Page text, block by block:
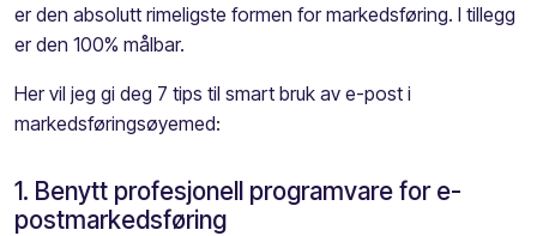
er den absolutt rimeligste formen for markedsføring. I tillegg
er den 100% målbar.
Her vil jeg gi deg 7 tips til smart bruk av e-post i
markedsføringsøyemed:
1. Benytt profesjonell programvare for e-
postmarkedsføring